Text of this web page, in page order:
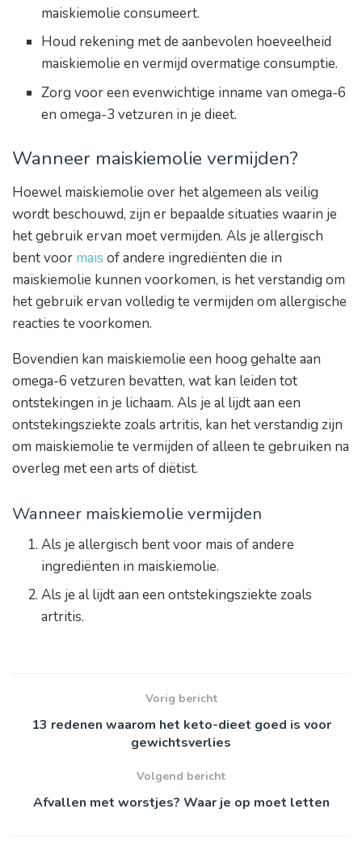
maiskiemolie consumeert.
Houd rekening met de aanbevolen hoeveelheid
maiskiemolie en vermijd overmatige consumptie.
Zorg voor een evenwichtige inname van omega-6
en omega-3 vetzuren in je dieet.
Wanneer maiskiemolie vermijden?
Hoewel maiskiemolie over het algemeen als veilig
wordt beschouwd, zijn er bepaalde situaties waarin je
het gebruik ervan moet vermijden. Als je allergisch
bent voor mais of andere ingrediënten die in
maiskiemolie kunnen voorkomen, is het verstandig om
het gebruik ervan volledig te vermijden om allergische
reacties te voorkomen.
Bovendien kan maiskiemolie een hoog gehalte aan
omega-6 vetzuren bevatten, wat kan leiden tot
ontstekingen in je lichaam. Als je al lijdt aan een
ontstekingsziekte zoals artritis, kan het verstandig zijn
om maiskiemolie te vermijden of alleen te gebruiken na
overleg met een arts of diëtist.
Wanneer maiskiemolie vermijden
Als je allergisch bent voor mais of andere
ingrediënten in maiskiemolie.
Als je al lijdt aan een ontstekingsziekte zoals
artritis.
Vorig bericht
13 redenen waarom het keto-dieet goed is voor
gewichtsverlies
Volgend bericht
Afvallen met worstjes? Waar je op moet letten